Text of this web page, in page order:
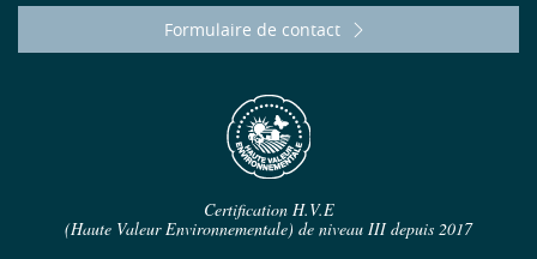
Formulaire de contact
Certification H.V.E
(Haute Valeur Environnementale) de niveau III depuis 2017